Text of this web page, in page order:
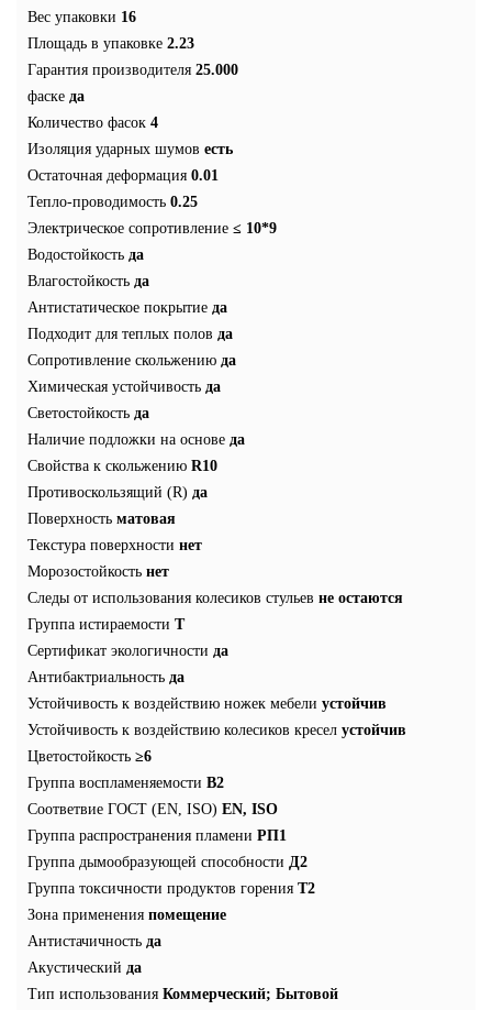
Вес упаковки 16
Площадь в упаковке 2.23
Гарантия производителя 25.000
фаске да
Количество фасок 4
Изоляция ударных шумов есть
Остаточная деформация 0.01
Тепло-проводимость 0.25
Электрическое сопротивление ≤ 10*9
Водостойкость да
Влагостойкость да
Антистатическое покрытие да
Подходит для теплых полов да
Сопротивление скольжению да
Химическая устойчивость да
Светостойкость да
Наличие подложки на основе да
Свойства к скольжению R10
Противоскользящий (R) да
Поверхность матовая
Текстура поверхности нет
Морозостойкость нет
Следы от использования колесиков стульев не остаются
Группа истираемости T
Сертификат экологичности да
Антибактриальность да
Устойчивость к воздействию ножек мебели устойчив
Устойчивость к воздействию колесиков кресел устойчив
Цветостойкость ≥6
Группа воспламеняемости В2
Соответвие ГОСТ (EN, ISO) EN, ISO
Группа распространения пламени РП1
Группа дымообразующей способности Д2
Группа токсичности продуктов горения Т2
Зона применения помещение
Антистачичность да
Акустический да
Тип использования Коммерческий; Бытовой